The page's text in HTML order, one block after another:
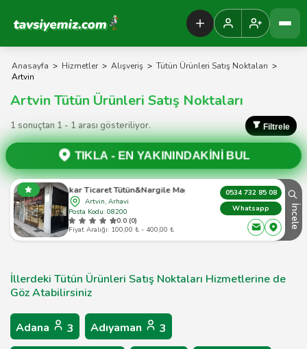
Tavsiyemiz Anasayfa
Anasayfa > Hizmetler > Alışveriş > Tütün Ürünleri Satış Noktaları >
Artvin
Artvin Tütün Ürünleri Satış Noktaları
1 sonuçtan 1 - 1 arası gösteriliyor. Filtrele
TIKLA - EN YAKININDAKİNİ BUL
Kaçkar Ticaret Tütün&Nargile Mağazası
Artvin, Arhavi
Posta Kodu: 08200
0.0 (0)
Fiyat Aralığı: 100,00 ₺ - 400,00 ₺
0534 732 85 08
Whatsapp
İncele
İllerdeki Tütün Ürünleri Satış Noktaları Hizmetlerine de
Göz Atabilirsiniz
Adana 3 Adıyaman 3